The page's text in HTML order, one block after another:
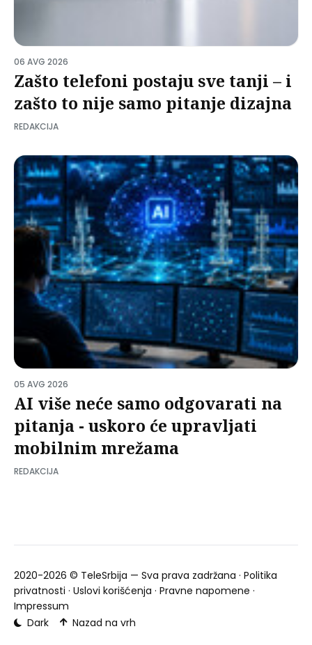
06 AVG 2026
Zašto telefoni postaju sve tanji – i
zašto to nije samo pitanje dizajna
REDAKCIJA
05 AVG 2026
AI više neće samo odgovarati na
pitanja - uskoro će upravljati
mobilnim mrežama
REDAKCIJA
2020-2026 © TeleSrbija — Sva prava zadržana · Politika
privatnosti · Uslovi korišćenja · Pravne napomene ·
Impressum
Dark
Nazad na vrh